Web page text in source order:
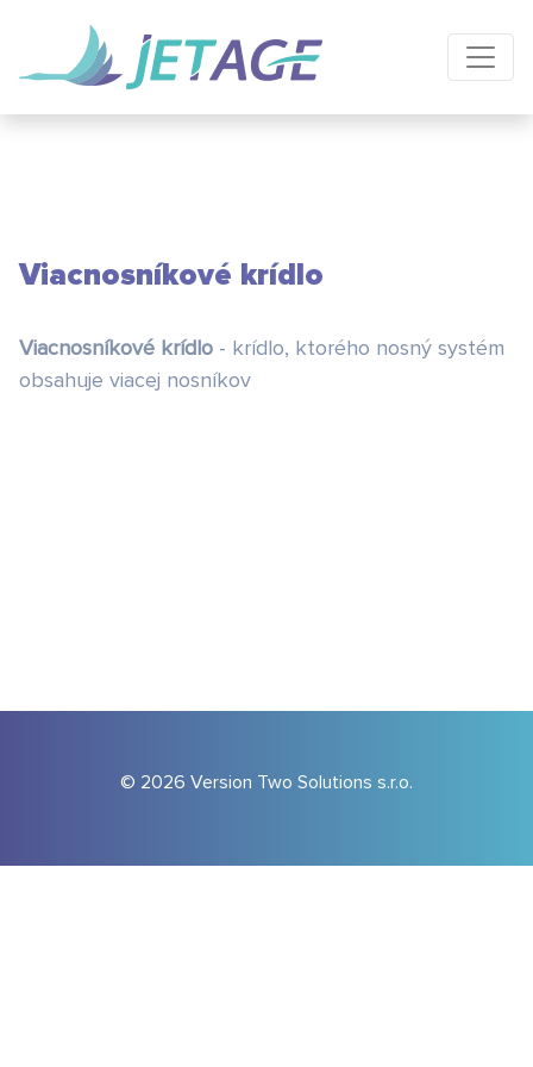
Viacnosníkové krídlo
Viacnosníkové krídlo - krídlo, ktorého nosný systém
obsahuje viacej nosníkov
© 2026 Version Two Solutions s.r.o.